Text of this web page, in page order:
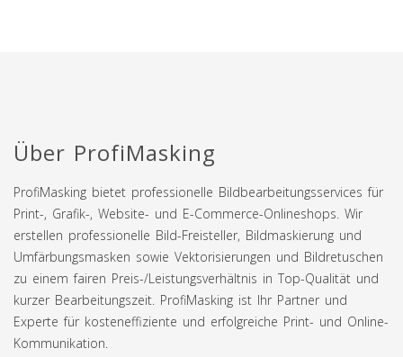
Über ProfiMasking
ProfiMasking bietet professionelle Bildbearbeitungsservices für
Print-, Grafik-, Website- und E-Commerce-Onlineshops. Wir
erstellen professionelle Bild-Freisteller, Bildmaskierung und
Umfärbungsmasken sowie Vektorisierungen und Bildretuschen
zu einem fairen Preis-/Leistungsverhältnis in Top-Qualität und
kurzer Bearbeitungszeit. ProfiMasking ist Ihr Partner und
Experte für kosteneffiziente und erfolgreiche Print- und Online-
Kommunikation.